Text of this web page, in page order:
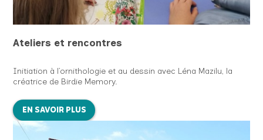
Ateliers et rencontres
Initiation à l’ornithologie et au dessin avec Léna Mazilu, la
créatrice de Birdie Memory.
EN SAVOIR PLUS